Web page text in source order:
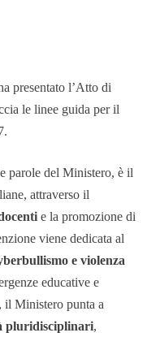
presentato l’Atto di
le linee guida per il
parole del Ministero, è il
attraverso il
e la promozione di
viene dedicata al
e violenza
educative e
il Ministero punta a
pluridisciplinari,